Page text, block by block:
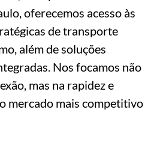
oferecemos acesso às
de transporte
além de soluções
Nos focamos não
mas na rapidez e
mercado mais competitivo